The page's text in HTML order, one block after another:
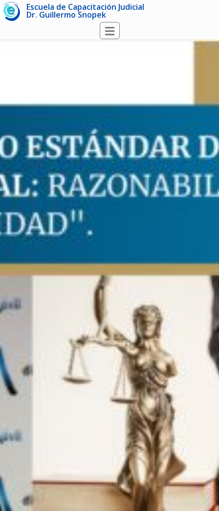
Escuela de Capacitación Judicial
Dr. Guillermo Snopek